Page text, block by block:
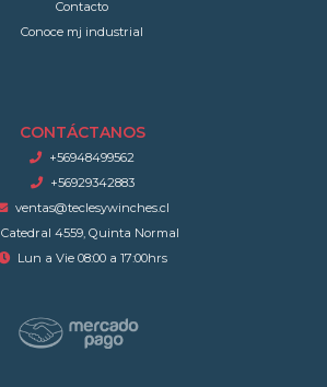
Contacto
Conoce mj industrial
CONTÁCTANOS
+56948499562
+56929342883
ventas@teclesywinches.cl
Catedral 4559, Quinta Normal
Lun a Vie 08:00 a 17:00hrs